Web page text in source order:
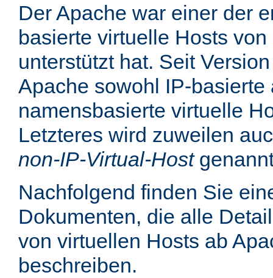
Der Apache war einer der
basierte virtuelle Hosts
unterstützt hat. Seit
Apache sowohl IP-basierte
namensbasierte virtuelle
Letzteres wird zuweilen
non-IP-Virtual-Host
Nachfolgend finden Sie
Dokumenten, die alle
von virtuellen Hosts ab
beschreiben.